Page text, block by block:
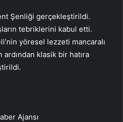
Şenliği gerçekleştirildi.
tebriklerini kabul etti.
yöresel lezzeti mancaralı
klasik bir hatıra
Ajansı